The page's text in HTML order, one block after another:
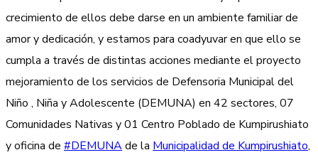
crecimiento de ellos debe darse en un ambiente familiar de
amor y dedicación, y estamos para coadyuvar en que ello se
cumpla a través de distintas acciones mediante el proyecto
mejoramiento de los servicios de Defensoria Municipal del
Niño , Niña y Adolescente (DEMUNA) en 42 sectores, 07
Comunidades Nativas y 01 Centro Poblado de Kumpirushiato
y oficina de #DEMUNAde la Municipalidad de Kumpirushiato,